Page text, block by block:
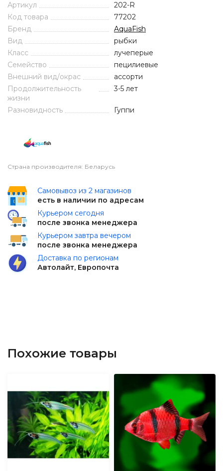
Артикул
202-R
Код товара
77202
Бренд
AquaFish
Вид
рыбки
Класс
лучеперые
Семейство
пецилиевые
Внешний вид/окрас
ассорти
Продолжительность
жизни
3-5 лет
Разновидность Гуппи
Страна производителя: Беларусь
Самовывоз из 2 магазинов
есть в наличии по адресам
Курьером сегодня
после звонка менеджера
Курьером завтра вечером
после звонка менеджера
Доставка по регионам
Автолайт, Европочта
Похожие товары